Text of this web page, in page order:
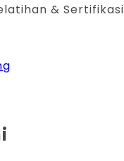
& Sertifikasi